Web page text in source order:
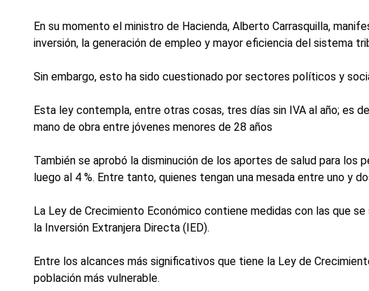
En su momento el ministro de Hacienda, Alberto Carrasquilla,
inversión, la generación de empleo y mayor eficiencia del sistema
Sin embargo, esto ha sido cuestionado por sectores políticos y
Esta ley contempla, entre otras cosas, tres días sin IVA al año; es
mano de obra entre jóvenes menores de 28 años
También se aprobó la disminución de los aportes de salud para los
luego al 4 %. Entre tanto, quienes tengan una mesada entre uno y
La Ley de Crecimiento Económico contiene medidas con las que
la Inversión Extranjera Directa (IED).
Entre los alcances más significativos que tiene la Ley de
población más vulnerable.